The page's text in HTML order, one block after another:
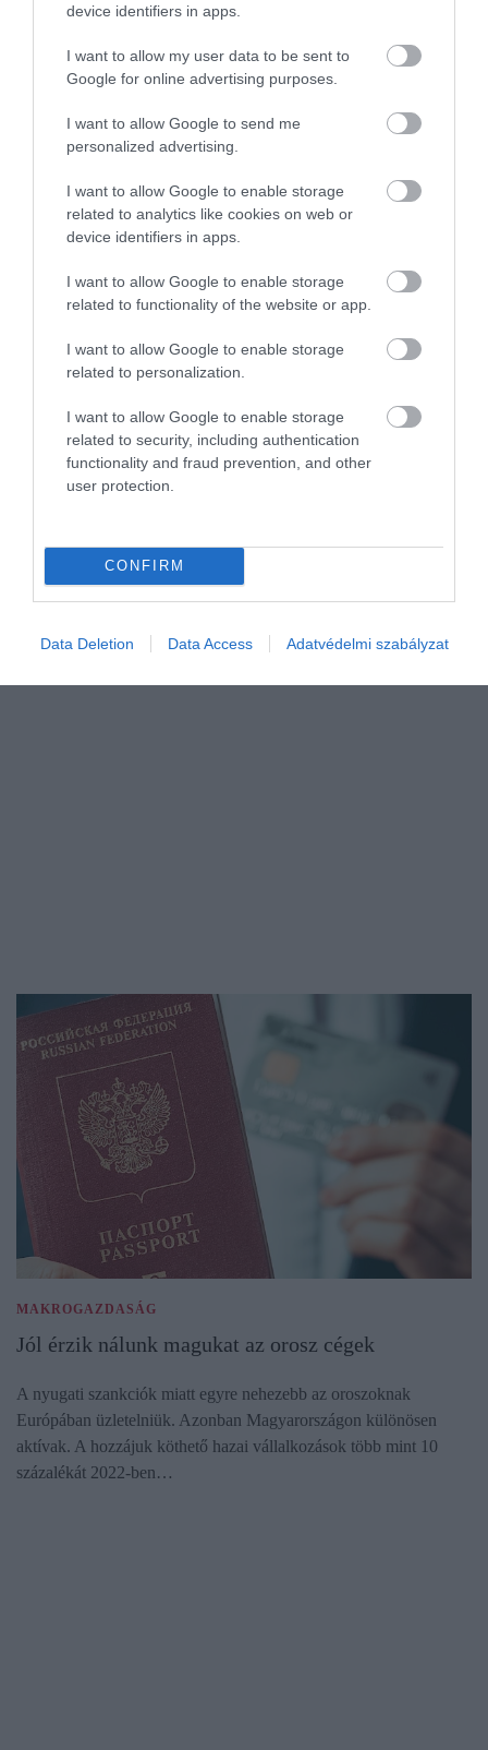
device identifiers in apps.
I want to allow my user data to be sent to
Google for online advertising purposes.
I want to allow Google to send me
personalized advertising.
I want to allow Google to enable storage
related to analytics like cookies on web or
device identifiers in apps.
I want to allow Google to enable storage
related to functionality of the website or app.
I want to allow Google to enable storage
related to personalization.
I want to allow Google to enable storage
related to security, including authentication
functionality and fraud prevention, and other
user protection.
CONFIRM
Data Deletion Data Access Adatvédelmi szabályzat
Fordulat az építőiparban, véget ért egy korszak
Az év elejére visszaestek a cégalapítások az építőiparban, ezzel 5
céginformációs szolgáltató.
MAKROGAZDASÁG
Jól érzik nálunk magukat az orosz cégek
A nyugati szankciók miatt egyre nehezebb az oroszoknak
Európában üzletelniük. Azonban Magyarországon különösen
aktívak. A hozzájuk köthető hazai vállalkozások több mint 10
százalékát 2022-ben…